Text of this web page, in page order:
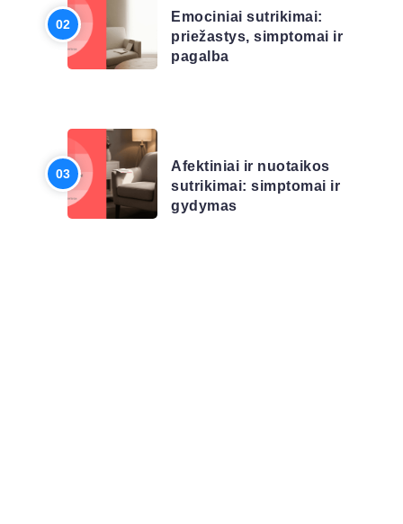
Emociniai sutrikimai:
priežastys, simptomai ir
pagalba
Afektiniai ir nuotaikos
sutrikimai: simptomai ir
gydymas